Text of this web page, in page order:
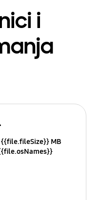
i
{{file.fileSize}} MB